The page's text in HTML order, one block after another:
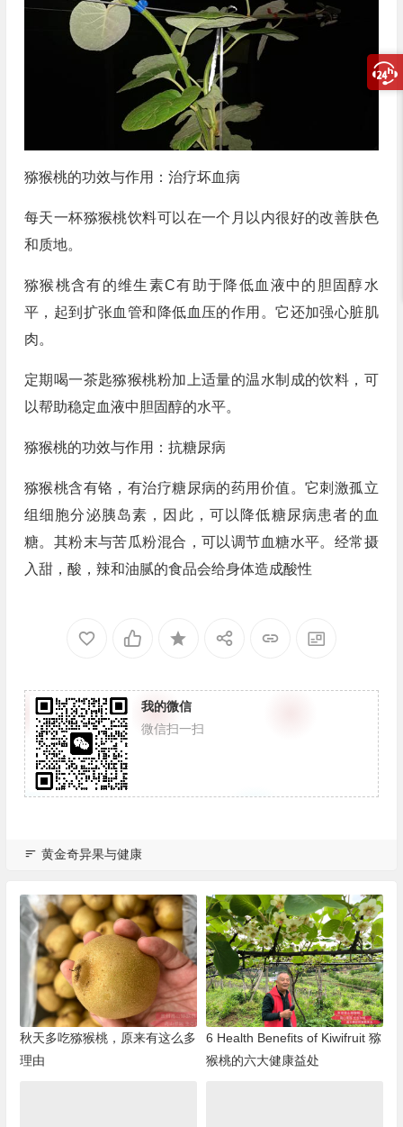
猕猴桃的功效与作用：治疗坏血病
每天一杯猕猴桃饮料可以在一个月以内很好的改善肤色
和质地。
猕猴桃含有的维生素C有助于降低血液中的胆固醇水
平，起到扩张血管和降低血压的作用。它还加强心脏肌
肉。
定期喝一茶匙猕猴桃粉加上适量的温水制成的饮料，可
以帮助稳定血液中胆固醇的水平。
猕猴桃的功效与作用：抗糖尿病
猕猴桃含有铬，有治疗糖尿病的药用价值。它刺激孤立
组细胞分泌胰岛素，因此，可以降低糖尿病患者的血
糖。其粉末与苦瓜粉混合，可以调节血糖水平。经常摄
入甜，酸，辣和油腻的食品会给身体造成酸性
我的微信
微信扫一扫
黄金奇异果与健康
秋天多吃猕猴桃，原来有这么多
理由
6 Health Benefits of Kiwifruit 猕
猴桃的六大健康益处